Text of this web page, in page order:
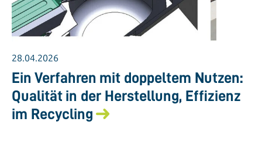
28.04.2026
Ein Verfahren mit doppeltem Nutzen:
Qualität in der Herstellung, Effizienz
im Recycling